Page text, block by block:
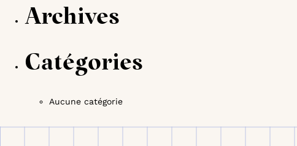
Archives
Catégories
Aucune catégorie